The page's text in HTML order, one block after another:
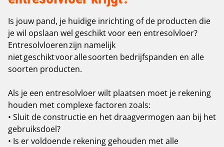
Is jouw pand, je huidige inrichting of de producten die
je wil opslaan wel geschikt voor een entresolvloer?
Entresolvloeren zijn namelijk
niet geschikt voor alle soorten bedrijfspanden en alle
soorten producten.
Als je een entresolvloer wilt plaatsen moet je rekening
houden met complexe factoren zoals:
• Sluit de constructie en het draagvermogen aan bij het
gebruiksdoel?
• Is er voldoende rekening gehouden met alle